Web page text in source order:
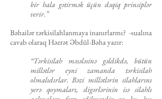
bir hala gətirmək üçün dəqiq prinsiplər
verir.”
Bəhailər tərkisilahlanmaya inanırlarmı? -sualına
cavab olaraq Həzrət Əbdül-Bəha yazır:
“Tərkisilah məsələsinə gəldikdə, bütün
millətlər eyni zamanda tərkisilah
olmalıdırlar. Bəzi millətlərin silahlarını
yerə qoymaları, digərlərinin isə silahlı